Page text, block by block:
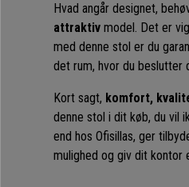
Hvad angår designet,
attraktiv model. Det er
med denne stol er du
det rum, hvor du beslutter
Kort sagt, komfort,
denne stol i dit køb, du vil
end hos Ofisillas, ger
mulighed og giv dit